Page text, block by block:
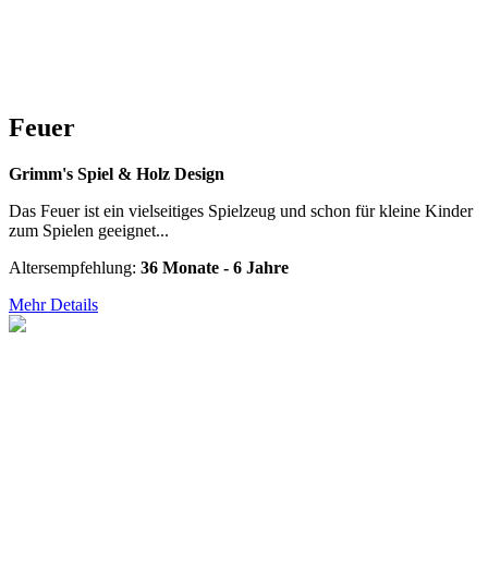
Feuer
Grimm's Spiel & Holz Design
Das Feuer ist ein vielseitiges Spielzeug und schon für kleine Kinder
zum Spielen geeignet...
Altersempfehlung: 36 Monate - 6 Jahre
Mehr Details